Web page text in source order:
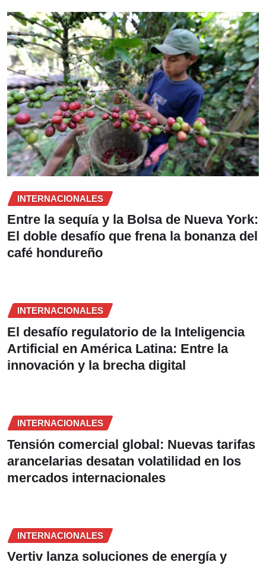
INTERNACIONALES
Entre la sequía y la Bolsa de Nueva York:
El doble desafío que frena la bonanza del
café hondureño
INTERNACIONALES
El desafío regulatorio de la Inteligencia
Artificial en América Latina: Entre la
innovación y la brecha digital
INTERNACIONALES
Tensión comercial global: Nuevas tarifas
arancelarias desatan volatilidad en los
mercados internacionales
INTERNACIONALES
Vertiv lanza soluciones de energía y